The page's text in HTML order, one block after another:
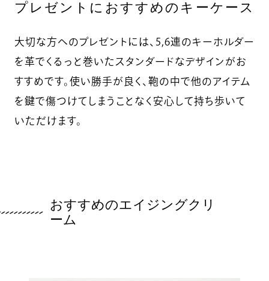
プレゼントにおすすめのキーケース
大切な方へのプレゼントには、5,6連のキーホルダー
を革でくるっと巻いたスタンダードなデザインがお
すすめです。使い勝手が良く、鞄の中で他のアイテム
を鍵で傷つけてしまうことなく安心して持ち歩いて
いただけます。
おすすめのエイジングクリ
ーム